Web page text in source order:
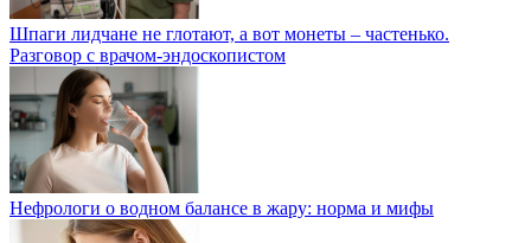
Шпаги лидчане не глотают, а вот монеты – частенько.
Разговор с врачом-эндоскопистом
Нефрологи о водном балансе в жару: норма и мифы